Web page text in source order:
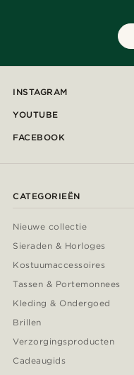
INSTAGRAM
YOUTUBE
FACEBOOK
CATEGORIEËN
Nieuwe collectie
Sieraden & Horloges
Kostuumaccessoires
Tassen & Portemonnees
Kleding & Ondergoed
Brillen
Verzorgingsproducten
Cadeaugids